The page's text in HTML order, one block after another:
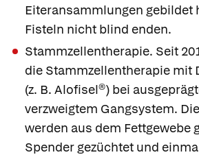
Eiteransammlungen gebildet
Fisteln nicht blind enden.
Stammzellentherapie. Seit
die Stammzellentherapie mit
(z. B. Alofisel®) bei
verzweigtem Gangsystem.
werden aus dem Fettgewebe
Spender gezüchtet und